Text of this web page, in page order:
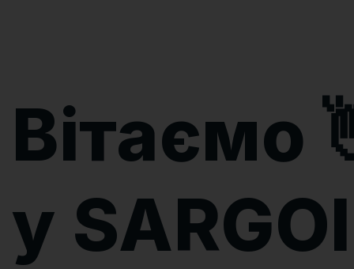
Вітаємо
у SARGOI